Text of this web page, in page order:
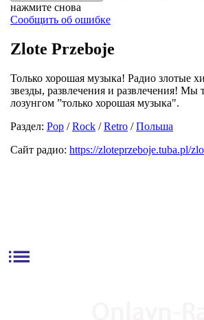
нажмите снова
Сообщить об ошибке
Zlote Przeboje
Только хорошая музыка! Радио злотые
звезды, развлечения и развлечения! Мы
лозунгом ”только хорошая музыка".
Раздел: Pop /Rock /Retro /Польша
Сайт радио: https://zloteprzeboje.tuba.pl/
list